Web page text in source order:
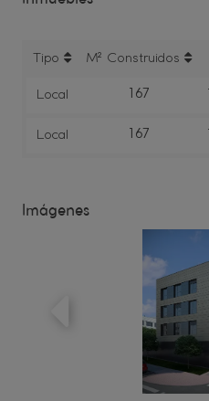
Tipo M² Construidos
Local 167
Local 167
Imágenes